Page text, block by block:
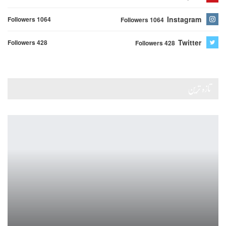
Instagram
Followers 1064
Followers 1064
Twitter
Followers 428
Followers 428